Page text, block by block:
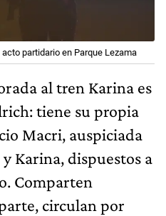
partidario en Parque Lezama
al tren Karina es
tiene su propia
Macri, auspiciada
Karina, dispuestos a
Comparten
circulan por